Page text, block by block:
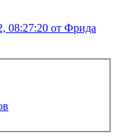
08:27:20 от Фрида